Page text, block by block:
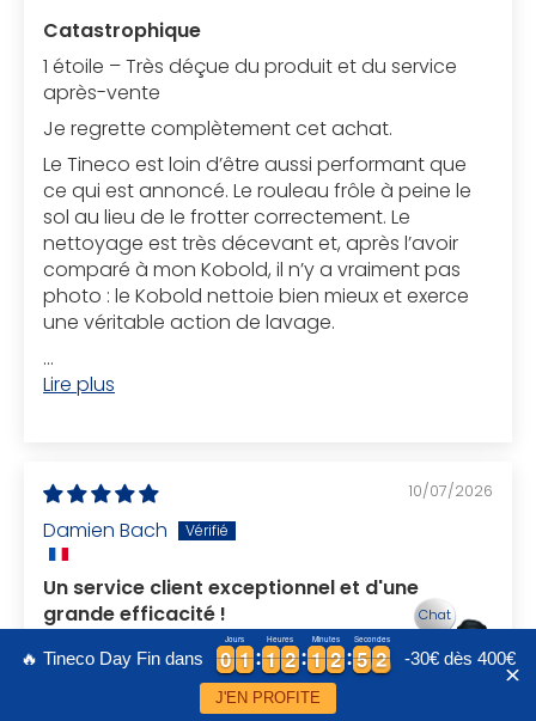
Catastrophique
1 étoile – Très déçue du produit et du service
après-vente
Je regrette complètement cet achat.
Le Tineco est loin d’être aussi performant que
ce qui est annoncé. Le rouleau frôle à peine le
sol au lieu de le frotter correctement. Le
nettoyage est très décevant et, après l’avoir
comparé à mon Kobold, il n’y a vraiment pas
photo : le Kobold nettoie bien mieux et exerce
une véritable action de lavage.
...
Lire plus
10/07/2026
Damien Bach
Un service client exceptionnel et d'une
grande efficacité !
J'ai commandé un appareil chez Tineco et,
malheureusement, le premier colis a été égaré
par le transporteur Colissimo. J'ai contacté le
Chat
🔥 Tineco Day Fin dans 0
0
0
0 1
1
1
1
Jours
1
1
1
1 2
2
2
2
Heures
1
1
1
1 2
2
2
2
Minutes
4
4
5
5 9
9
0
0
Secondes
-30€ dès 400€
J'EN PROFITE